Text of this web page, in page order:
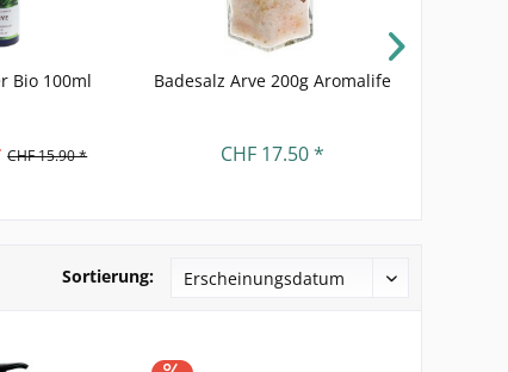
Bio 100ml
CHF 15.90 *
Badesalz Arve 200g Aromalife
CHF 17.50 *
Sortierung: